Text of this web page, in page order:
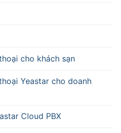
cho khách sạn
Yeastar cho doanh
Cloud PBX